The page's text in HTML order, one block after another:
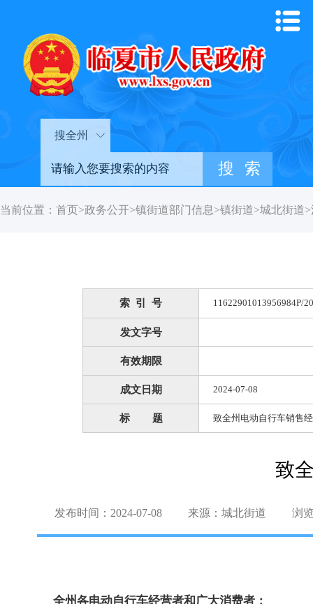
搜全州
当前位置： 首页>政务公开>镇街道部门信息>镇街道>城北街道>
索 引 号 11622901013956984P/
发文字号
有效期限
成文日期 2024-07-08
标 题 致全州电动自行车销售
致
发布时间：2024-07-08 来源：城北街道 浏
全州各电动自行车经营者和广大消费者：